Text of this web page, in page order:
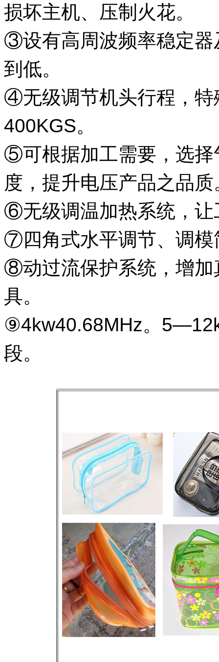
损坏主机、压制火花。
③设有高周波频率稳定器
到低。
④无级调节机头行程，特
400KGS。
⑤可根据加工需要，选择
度，提升电压产品之品质
⑥无级调温加热系统，让
⑦四角式水平调节、调模
⑧动过流保护系统，增加
具。
⑨4kw40.68MHz。
段。